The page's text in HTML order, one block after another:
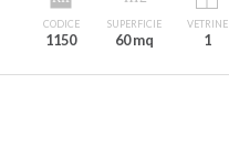
CODICE
1150
SUPERFICIE
60 mq
VETRINE
1